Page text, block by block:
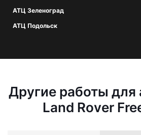
АТЦ Зеленоград
АТЦ Подольск
Другие работы для
Land Rover